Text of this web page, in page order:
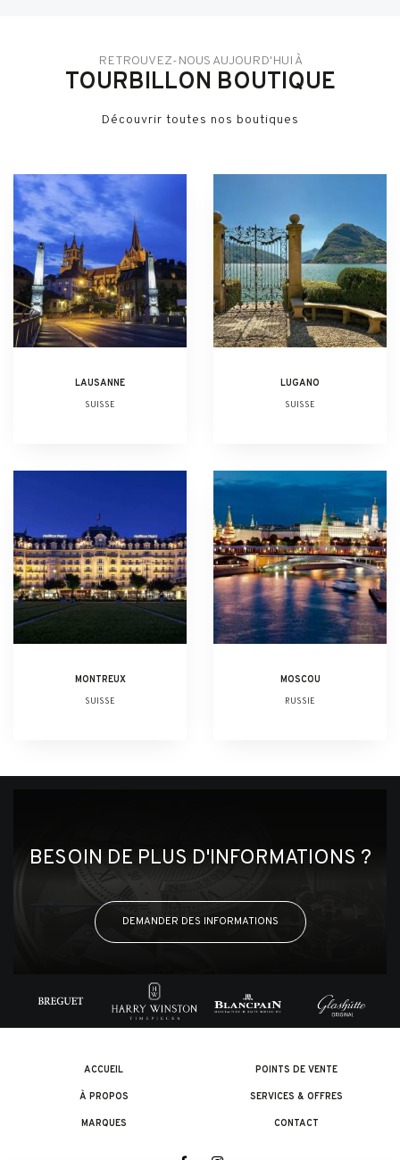
RETROUVEZ-NOUS AUJOURD'HUI À
TOURBILLON BOUTIQUE
Découvrir toutes nos boutiques
LAUSANNE
SUISSE
LUGANO
SUISSE
MONTREUX
SUISSE
MOSCOU
RUSSIE
BESOIN DE PLUS D'INFORMATIONS ?
DEMANDER DES INFORMATIONS
ACCUEIL
À PROPOS
MARQUES
POINTS DE VENTE
SERVICES & OFFRES
CONTACT